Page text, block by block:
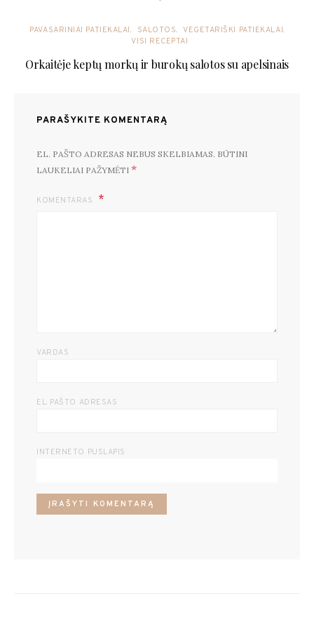
PAVASARINIAI PATIEKALAI SALOTOS
VEGETARIŠKI PATIEKALAI
VISI RECEPTAI
Orkaitėje keptų morkų ir burokų salotos su apelsinais
PARAŠYKITE KOMENTARĄ
EL. PAŠTO ADRESAS NEBUS SKELBIAMAS. BŪTINI
LAUKELIAI PAŽYMĖTI *
KOMENTARAS
VARDAS
EL. PAŠTO ADRESAS
INTERNETO PUSLAPIS